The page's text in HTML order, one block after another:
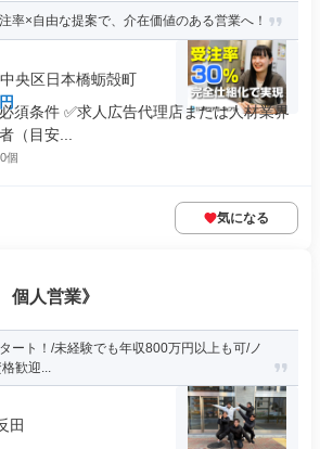
率×自由な提案で、介在価値のある営業へ！
央区日本橋蛎殻町
須条件 ✅求人広告代理店または人材業界
（目安...
個
気になる
個人営業》
ート！/未経験でも年収800万円以上も可/ノ
歓迎...
田